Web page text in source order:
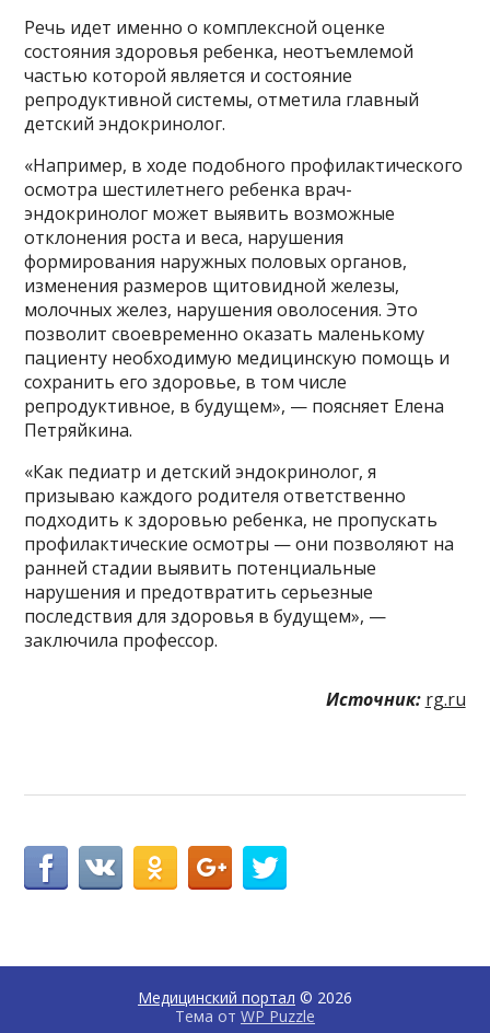
Речь идет именно о комплексной оценке
состояния здоровья ребенка, неотъемлемой
частью которой является и состояние
репродуктивной системы, отметила главный
детский эндокринолог.
«Например, в ходе подобного профилактического
осмотра шестилетнего ребенка врач-
эндокринолог может выявить возможные
отклонения роста и веса, нарушения
формирования наружных половых органов,
изменения размеров щитовидной железы,
молочных желез, нарушения оволосения. Это
позволит своевременно оказать маленькому
пациенту необходимую медицинскую помощь и
сохранить его здоровье, в том числе
репродуктивное, в будущем», — поясняет Елена
Петряйкина.
«Как педиатр и детский эндокринолог, я
призываю каждого родителя ответственно
подходить к здоровью ребенка, не пропускать
профилактические осмотры — они позволяют на
ранней стадии выявить потенциальные
нарушения и предотвратить серьезные
последствия для здоровья в будущем», —
заключила профессор.
Источник: rg.ru
Медицинский портал © 2026
Тема от WP Puzzle